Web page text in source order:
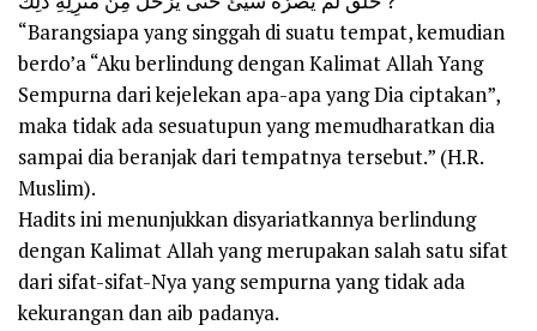
“Barangsiapa yang singgah di suatu tempat, kemudian
berdo’a “Aku berlindung dengan Kalimat Allah Yang
Sempurna dari kejelekan apa-apa yang Dia ciptakan”,
maka tidak ada sesuatupun yang memudharatkan dia
sampai dia beranjak dari tempatnya tersebut.” (H.R.
Muslim).
Hadits ini menunjukkan disyariatkannya berlindung
dengan Kalimat Allah yang merupakan salah satu sifat
dari sifat-sifat-Nya yang sempurna yang tidak ada
kekurangan dan aib padanya.